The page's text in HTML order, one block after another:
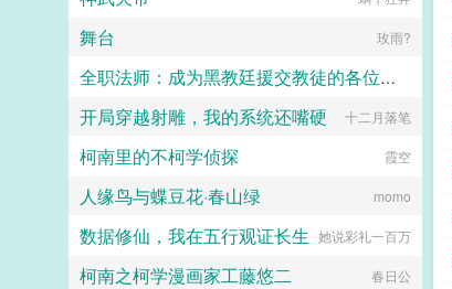
遇到一个顶级疯批罪犯。想杀我？试
失眠的霸总，被手段高超的pua心理
治疗师狠狠拿捏。老婆把我的精神病
治成了恋爱脑...
惕祖哥感情牌，他是个狠人3wb短不
拉揪，随机掉落祖哥CG4论坛都会标
注发言时间，精确到秒，有用5是想
简单尝试各种题材的产物，专栏预收
有各个题材，收收菜呗w...
舞台 玫雨?
全职法师：成为黑教廷援交教徒的各位婊子
小磊子
开局穿越射雕，我的系统还嘴硬 十二月落笔
柯南里的不柯学侦探 霞空
人缘鸟与蝶豆花·春山绿 momo
数据修仙，我在五行观证长生 她说彩礼一百万
柯南之柯学漫画家工藤悠二 春日公